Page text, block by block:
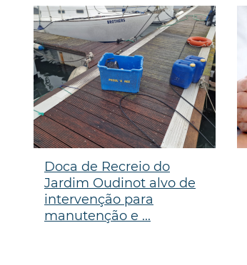
Doca de Recreio do
Jardim Oudinot alvo de
intervenção para
manutenção e ...